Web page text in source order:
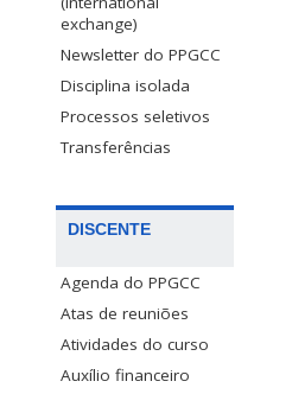
exchange)
Newsletter do PPGCC
Disciplina isolada
Processos seletivos
Transferências
DISCENTE
Agenda do PPGCC
Atas de reuniões
Atividades do curso
Auxílio financeiro